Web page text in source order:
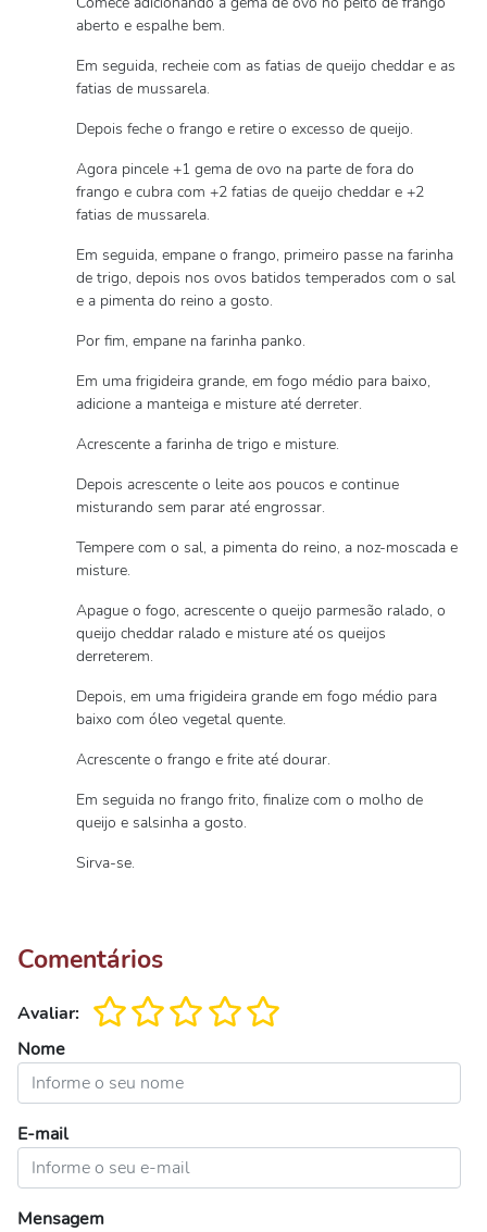
aberto e espalhe bem.
Em seguida, recheie com as fatias de queijo cheddar e as
fatias de mussarela.
Depois feche o frango e retire o excesso de queijo.
Agora pincele +1 gema de ovo na parte de fora do
frango e cubra com +2 fatias de queijo cheddar e +2
fatias de mussarela.
Em seguida, empane o frango, primeiro passe na farinha
de trigo, depois nos ovos batidos temperados com o sal
e a pimenta do reino a gosto.
Por fim, empane na farinha panko.
Em uma frigideira grande, em fogo médio para baixo,
adicione a manteiga e misture até derreter.
Acrescente a farinha de trigo e misture.
Depois acrescente o leite aos poucos e continue
misturando sem parar até engrossar.
Tempere com o sal, a pimenta do reino, a noz-moscada e
misture.
Apague o fogo, acrescente o queijo parmesão ralado, o
queijo cheddar ralado e misture até os queijos
derreterem.
Depois, em uma frigideira grande em fogo médio para
baixo com óleo vegetal quente.
Acrescente o frango e frite até dourar.
Em seguida no frango frito, finalize com o molho de
queijo e salsinha a gosto.
Sirva-se.
Comentários
Avaliar:
Nome
E-mail
Mensagem